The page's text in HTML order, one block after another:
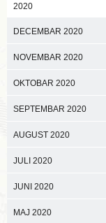
2020
DECEMBAR 2020
NOVEMBAR 2020
OKTOBAR 2020
SEPTEMBAR 2020
AUGUST 2020
JULI 2020
JUNI 2020
MAJ 2020